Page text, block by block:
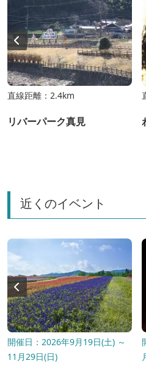
直線距離：2.4km
リバーパーク真見
近くのイベント
開催日：2026年9月19日(土) ～
11月29日(日)